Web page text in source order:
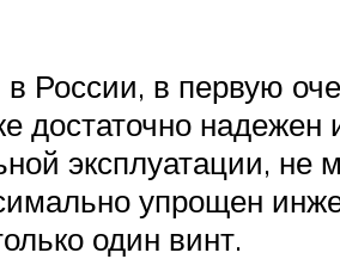
в первую
надежен
эксплуатации, не
упрощен
один винт.